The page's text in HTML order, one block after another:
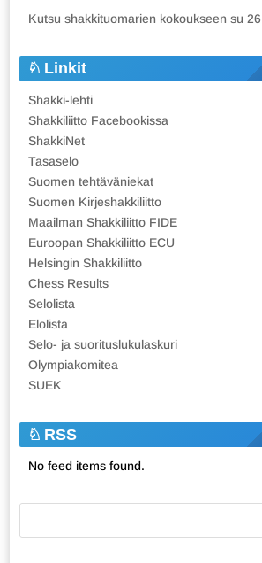
Kutsu shakkituomarien kokoukseen su
Linkit
Shakki-lehti
Shakkiliitto Facebookissa
ShakkiNet
Tasaselo
Suomen tehtäväniekat
Suomen Kirjeshakkiliitto
Maailman Shakkiliitto FIDE
Euroopan Shakkiliitto ECU
Helsingin Shakkiliitto
Chess Results
Selolista
Elolista
Selo- ja suorituslukulaskuri
Olympiakomitea
SUEK
RSS
No feed items found.